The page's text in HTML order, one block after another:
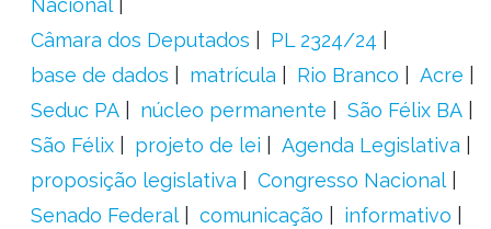
Nacional
Câmara dos Deputados
PL 2324/24
base de dados
matrícula Rio Branco
Acre
Seduc PA
núcleo permanente
São Félix BA
São Félix
projeto de lei
Agenda Legislativa
proposição legislativa
Congresso Nacional
Senado Federal
comunicação
informativo